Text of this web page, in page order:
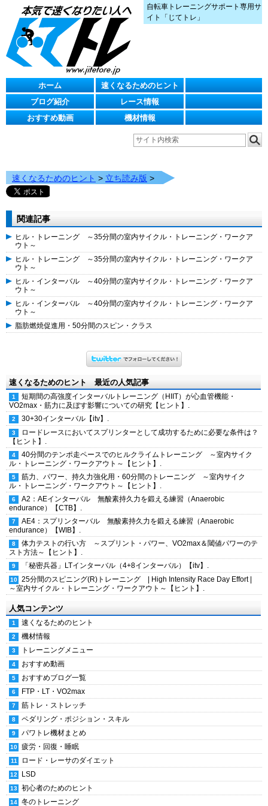
自転車トレーニングサポート専用サ
イト「じてトレ」
ホーム
速くなるためのヒント
ブログ紹介
レース情報
おすすめ動画
機材情報
速くなるためのヒント > 立ち読み版 >
関連記事
ヒル・トレーニング ～35分間の室内サイクル・トレーニング・ワークア
ウト～
ヒル・トレーニング ～35分間の室内サイクル・トレーニング・ワークア
ウト～
ヒル・インターバル ～40分間の室内サイクル・トレーニング・ワークア
ウト～
ヒル・インターバル ～40分間の室内サイクル・トレーニング・ワークア
ウト～
脂肪燃焼促進用・50分間のスピン・クラス
速くなるためのヒント 最近の人気記事
短期間の高強度インターバルトレーニング（HIIT）が心血管機能・
VO2max・筋力に及ぼす影響についての研究【ヒント】.
30+30インターバル【itv】.
ロードレースにおいてスプリンターとして成功するために必要な条件は？
【ヒント】.
40分間のテンポ走ペースでのヒルクライムトレーニング ～室内サイク
ル・トレーニング・ワークアウト～【ヒント】.
筋力、パワー、持久力強化用・60分間のトレーニング ～室内サイク
ル・トレーニング・ワークアウト～【ヒント】.
A2：AEインターバル 無酸素持久力を鍛える練習（Anaerobic
endurance）【CTB】.
AE4：スプリンターバル 無酸素持久力を鍛える練習（Anaerobic
endurance）【WIB】.
体力テストの行い方 ～スプリント・パワー、VO2max＆閾値パワーのテ
スト方法～【ヒント】.
「秘密兵器」LTインターバル（4+8インターバル）【itv】.
25分間のスピニング(R)トレーニング | High Intensity Race Day Effort |
～室内サイクル・トレーニング・ワークアウト～【ヒント】.
人気コンテンツ
速くなるためのヒント
機材情報
トレーニングメニュー
おすすめ動画
おすすめブログ一覧
FTP・LT・VO2max
筋トレ・ストレッチ
ペダリング・ポジション・スキル
パワトレ機材まとめ
疲労・回復・睡眠
ロード・レーサのダイエット
LSD
初心者のためのヒント
冬のトレーニング